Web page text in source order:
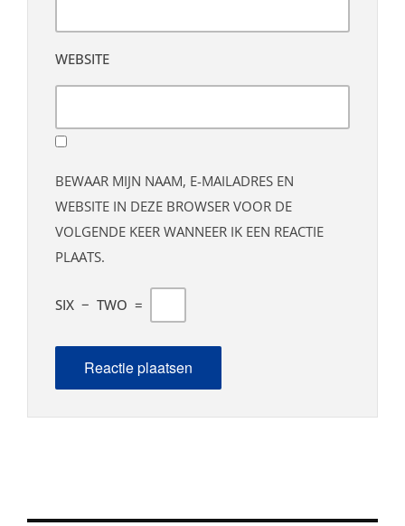
WEBSITE
BEWAAR MIJN NAAM, E-MAILADRES EN
WEBSITE IN DEZE BROWSER VOOR DE
VOLGENDE KEER WANNEER IK EEN REACTIE
PLAATS.
SIX − TWO =